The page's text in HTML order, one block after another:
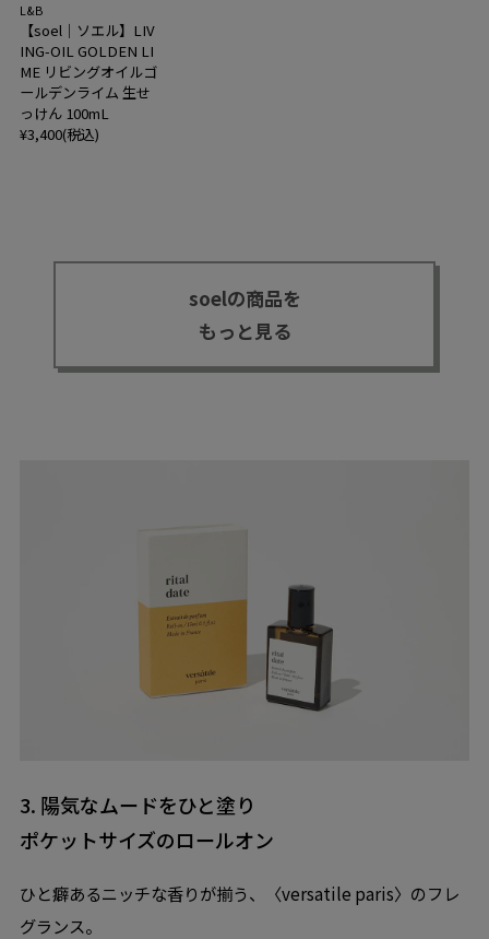
L&B
【soel｜ソエル】LIV
ING-OIL GOLDEN LI
ME リビングオイルゴ
ールデンライム 生せ
っけん 100mL
¥3,400(税込)
soelの商品を
もっと見る
3. 陽気なムードをひと塗り
ポケットサイズのロールオン
ひと癖あるニッチな香りが揃う、〈versatile paris〉のフレ
グランス。